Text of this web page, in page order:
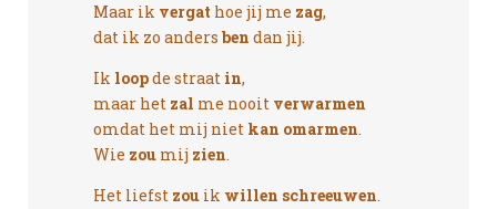
Maar ik vergat hoe jij me zag,
dat ik zo anders ben dan jij.
Ik loopde straatin,
maar het zal me nooit verwarmen
omdat het mij nietkan omarmen.
Wie zou mij zien.
Het liefst zou ik willen schreeuwen.